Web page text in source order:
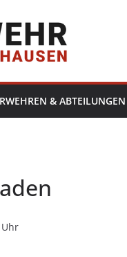
& ABTEILUNGEN